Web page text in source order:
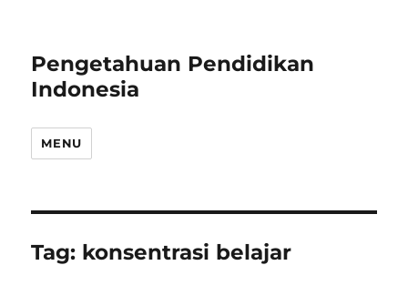
Pengetahuan Pendidikan
Indonesia
MENU
Tag: konsentrasi belajar